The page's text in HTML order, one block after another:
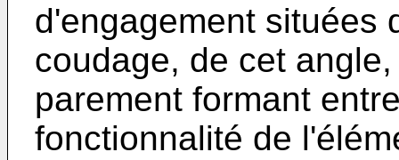
d'engagement situées
coudage, de cet
parement formant
fonctionnalité de